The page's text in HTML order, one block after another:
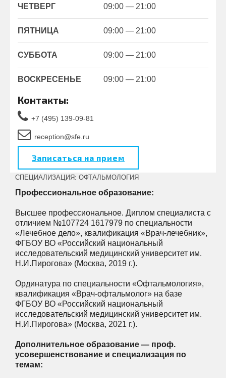
ЧЕТВЕРГ 09:00 — 21:00
ПЯТНИЦА 09:00 — 21:00
СУББОТА 09:00 — 21:00
ВОСКРЕСЕНЬЕ 09:00 — 21:00
Контакты:
+7 (495) 139-09-81
reception@sfe.ru
Записаться на прием
СПЕЦИАЛИЗАЦИЯ: ОФТАЛЬМОЛОГИЯ
Профессиональное образование:
Высшее профессиональное. Диплом специалиста с
отличием №107724 1617979 по специальности
«Лечебное дело», квалификация «Врач-лечебник»,
ФГБОУ ВО «Российский национальный
исследовательский медицинский университет им.
Н.И.Пирогова» (Москва, 2019 г.).
Ординатура по специальности «Офтальмология»,
квалификация «Врач-офтальмолог» на базе
ФГБОУ ВО «Российский национальный
исследовательский медицинский университет им.
Н.И.Пирогова» (Москва, 2021 г.).
Дополнительное образование — проф.
усовершенствование и специализация по
темам: